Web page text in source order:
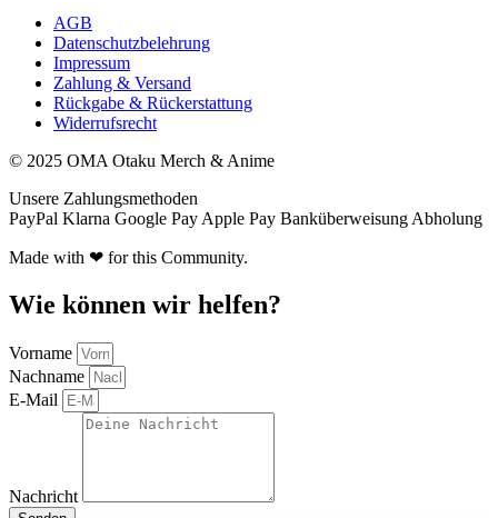
AGB
Datenschutzbelehrung
Impressum
Zahlung & Versand
Rückgabe & Rückerstattung
Widerrufsrecht
© 2025 OMA Otaku Merch & Anime
Unsere Zahlungsmethoden
PayPal Klarna Google Pay Apple Pay Banküberweisung Abholung
Made with ❤ for this Community.
Wie können wir helfen?
Vorname
Nachname
E-Mail
Nachricht